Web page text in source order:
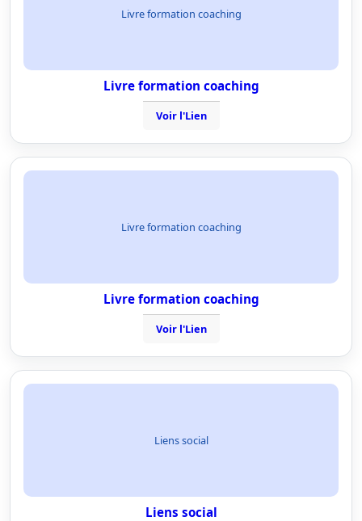
Livre formation coaching
Livre formation coaching
Voir l'Lien
Livre formation coaching
Livre formation coaching
Voir l'Lien
Liens social
Liens social